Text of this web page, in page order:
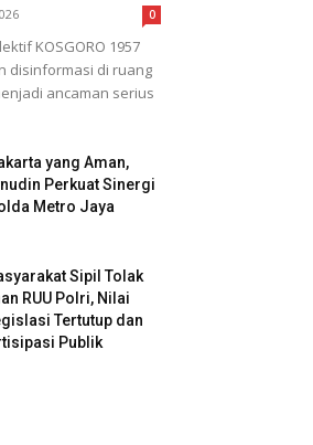
0
KOSGORO 1957
disinformasi di ruang
ancaman serius
yang Aman,
Perkuat Sinergi
Metro Jaya
Sipil Tolak
RUU Polri, Nilai
Tertutup dan
Publik